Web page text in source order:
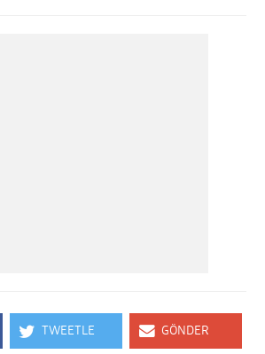
TWEETLE GÖNDER